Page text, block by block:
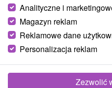
Region turystyczny
Považie, Malé Karpaty,
Analityczne i
Magazyn reklam
Reklamowe dane
Personalizacja reklam
Zezwolić